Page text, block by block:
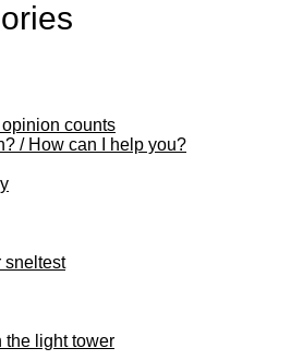
counts
/ How can I help you?
sneltest
the light tower